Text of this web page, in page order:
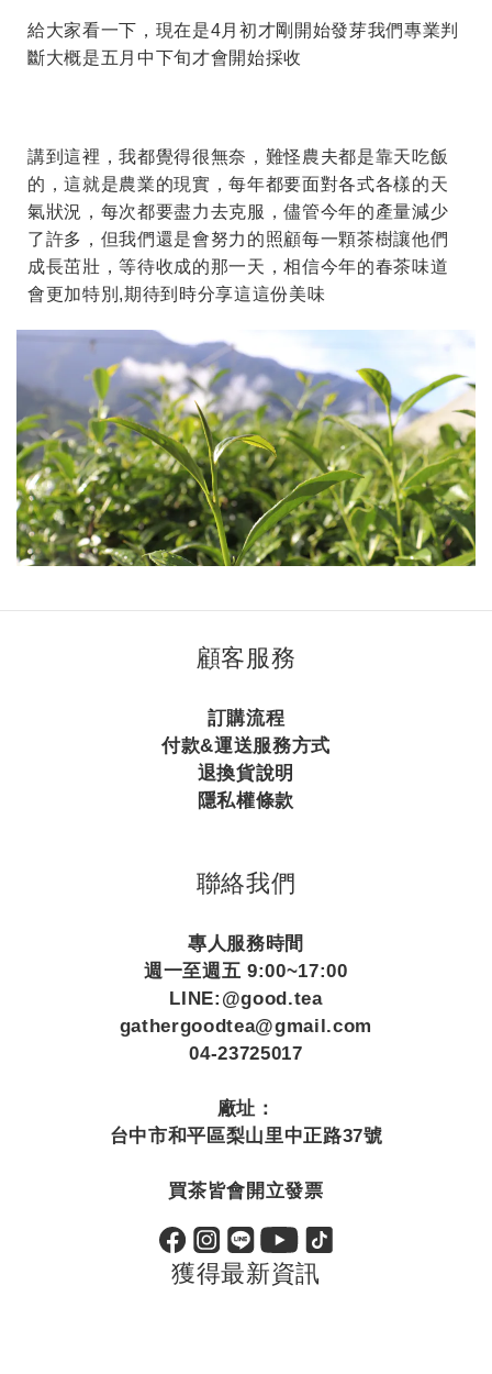
給大家看一下，現在是4月初才剛開始發芽我們專業判
斷大概是五月中下旬才會開始採收
講到這裡，我都覺得很無奈，難怪農夫都是靠天吃飯
的，這就是農業的現實，每年都要面對各式各樣的天
氣狀況，每次都要盡力去克服，儘管今年的產量減少
了許多，但我們還是會努力的照顧每一顆茶樹讓他們
成長茁壯，等待收成的那一天，相信今年的春茶味道
會更加特別 ,期待到時分享這這份美味
顧客服務
訂購流程
付款&運送服務方式
退換貨說明
隱私權條款
聯絡我們
專人服務時間
週一至週五 9:00~17:00
LINE:@good.tea
gathergoodtea@gmail.com
04-23725017
廠址：
台中市和平區梨山里中正路37號
買茶皆會開立發票
獲得最新資訊